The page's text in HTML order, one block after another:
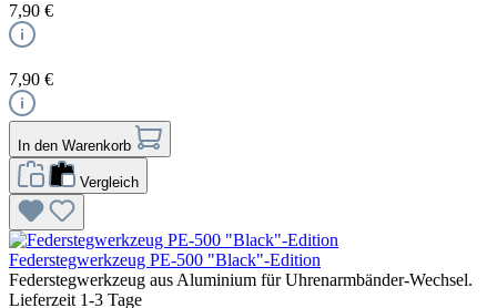
7,90 €
7,90 €
In den Warenkorb
Vergleich
Federstegwerkzeug PE-500 "Black"-Edition
Federstegwerkzeug aus Aluminium für Uhrenarmbänder-Wechsel.
Lieferzeit 1-3 Tage